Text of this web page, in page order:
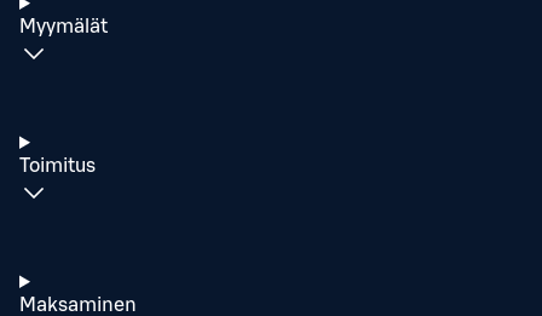
Myymälät
Toimitus
Maksaminen